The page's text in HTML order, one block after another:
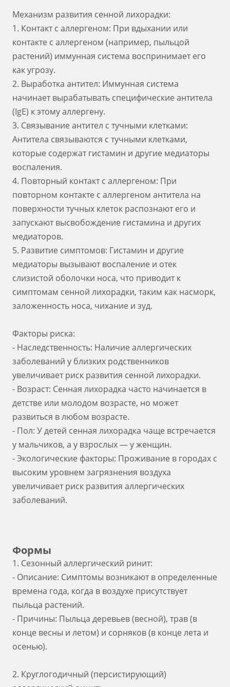
Механизм развития сенной лихорадки:
1. Контакт с аллергеном: При вдыхании или
контакте с аллергеном (например, пыльцой
растений) иммунная система воспринимает его
как угрозу.
2. Выработка антител: Иммунная система
начинает вырабатывать специфические антитела
(IgE) к этому аллергену.
3. Связывание антител с тучными клетками:
Антитела связываются с тучными клетками,
которые содержат гистамин и другие медиаторы
воспаления.
4. Повторный контакт с аллергеном: При
повторном контакте с аллергеном антитела на
поверхности тучных клеток распознают его и
запускают высвобождение гистамина и других
медиаторов.
5. Развитие симптомов: Гистамин и другие
медиаторы вызывают воспаление и отек
слизистой оболочки носа, что приводит к
симптомам сенной лихорадки, таким как насморк,
заложенность носа, чихание и зуд.
Факторы риска:
- Наследственность: Наличие аллергических
заболеваний у близких родственников
увеличивает риск развития сенной лихорадки.
- Возраст: Сенная лихорадка часто начинается в
детстве или молодом возрасте, но может
развиться в любом возрасте.
- Пол: У детей сенная лихорадка чаще встречается
у мальчиков, а у взрослых — у женщин.
- Экологические факторы: Проживание в городах с
высоким уровнем загрязнения воздуха
увеличивает риск развития аллергических
заболеваний.
Формы
1. Сезонный аллергический ринит:
- Описание: Симптомы возникают в определенные
времена года, когда в воздухе присутствует
пыльца растений.
- Причины: Пыльца деревьев (весной), трав (в
конце весны и летом) и сорняков (в конце лета и
осенью).
2. Круглогодичный (персистирующий)